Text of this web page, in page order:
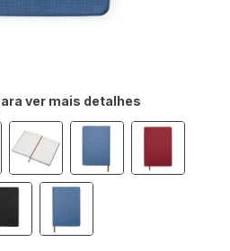
ver mais detalhes